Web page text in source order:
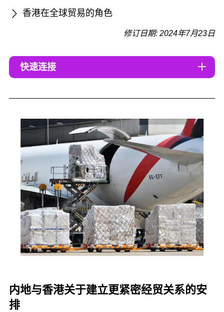
香港在全球贸易的角色
修订日期: 2024年7月23日
快速连接
内地与香港关于建立更紧密经贸关系的安
排